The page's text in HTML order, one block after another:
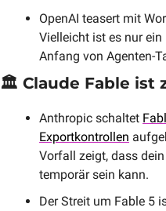
OpenAI teasert mit
Vielleicht ist es nur
Anfang von Agenten-
🏛️ Claude Fable ist
Anthropic schaltet
Exportkontrollen
Vorfall zeigt, dass
temporär sein kann.
Der Streit um Fable 5